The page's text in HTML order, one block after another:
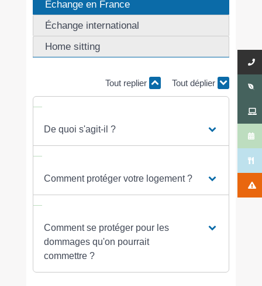
Échange en France
Échange international
Home sitting
Tout replier Tout déplier
De quoi s'agit-il ?
Comment protéger votre logement ?
Comment se protéger pour les
dommages qu'on pourrait
commettre ?